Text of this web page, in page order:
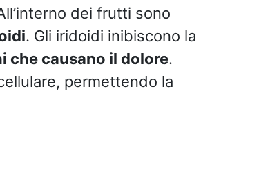
dei frutti sono
. Gli iridoidi inibiscono la
che causano il dolore.
permettendo la